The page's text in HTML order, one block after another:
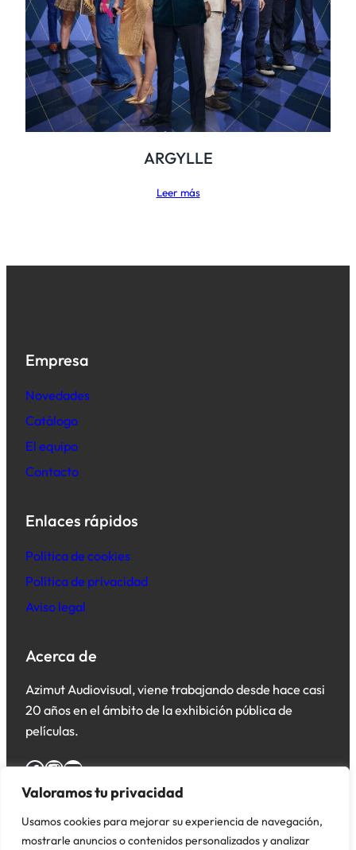
Valoramos tu privacidad
Usamos cookies para mejorar su experiencia de navegación,
mostrarle anuncios o contenidos personalizados y analizar
ARGYLLE
Leer más
Empresa
Novedades
Catálogo
El equipo
Contacto
Enlaces rápidos
Política de cookies
Política de privacidad
Aviso legal
Acerca de
Azimut Audiovisual, viene trabajando desde hace casi
20 años en el ámbito de la exhibición pública de
películas.
Facebook InstagramYouTube